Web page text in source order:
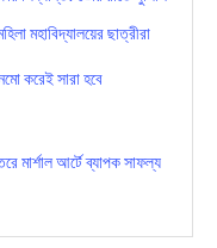
মহাবিদ্যালয়ের ছাত্রীরা
করেই সারা হবে
আর্টে ব্যাপক সাফল্য